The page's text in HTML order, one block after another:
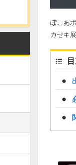
ぽこあ
カセキ